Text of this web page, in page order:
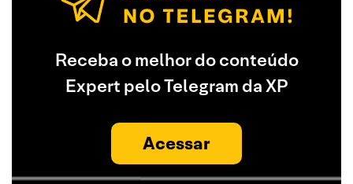
Receba o melhor do conteúdo
Expert pelo Telegram da XP
Acessar